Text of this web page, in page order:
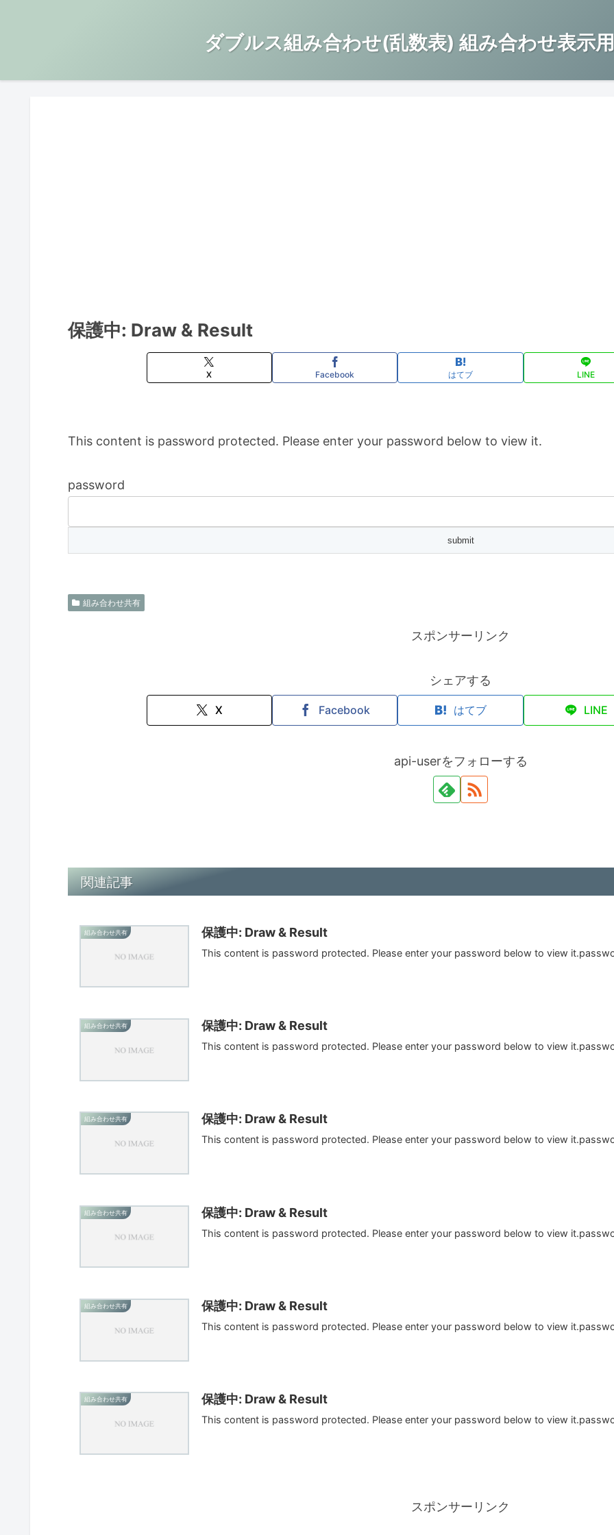
ダブルス組み合わせ(乱数表) 組み合わせ表示
保護中: Draw & Result
X Facebook はてブ LINE
This content is password protected. Please enter your password below to view it.
password
組み合わせ共有
スポンサーリンク
シェアする
X Facebook はてブ LINE
api-userをフォローする
関連記事
組み合わせ共有 保護中: Draw & Result
This content is password protected. Please enter your password below to view
組み合わせ共有 保護中: Draw & Result
This content is password protected. Please enter your password below to view
組み合わせ共有 保護中: Draw & Result
This content is password protected. Please enter your password below to view
組み合わせ共有 保護中: Draw & Result
This content is password protected. Please enter your password below to view
組み合わせ共有 保護中: Draw & Result
This content is password protected. Please enter your password below to view
組み合わせ共有 保護中: Draw & Result
This content is password protected. Please enter your password below to view
スポンサーリンク